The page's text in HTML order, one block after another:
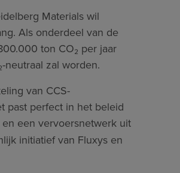
Materials wil
Als onderdeel van de
ton CO₂ per jaar
neutraal zal worden.
van CCS-
past perfect in het beleid
een vervoersnetwerk uit
initiatief van Fluxys en